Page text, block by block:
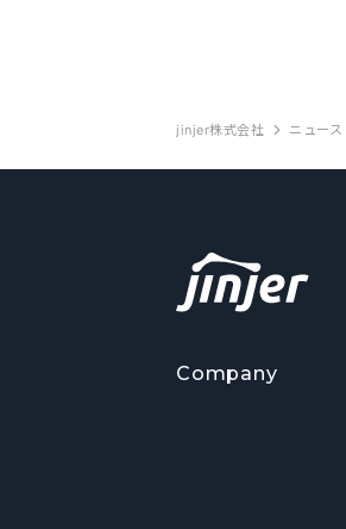
jinjer株式会社 ニュース
Company